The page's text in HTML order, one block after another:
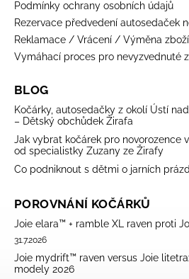
Podmínky ochrany osobních údajů
Rezervace předvedení autosedaček
Reklamace / Vrácení / Výměna zboží
Vymáhací proces pro nevyzvednuté
BLOG
Kočárky, autosedačky z okolí Ústí
– Dětský obchůdek Žirafa
Jak vybrat kočárek pro novorozence
od specialistky Zuzany ze Žirafy
Co podniknout s dětmi o jarních
POROVNÁNÍ KOČÁRKŮ
Joie elara™ + ramble XL raven proti
31.7.2026
Joie mydrift™ raven versus Joie
modely 2026